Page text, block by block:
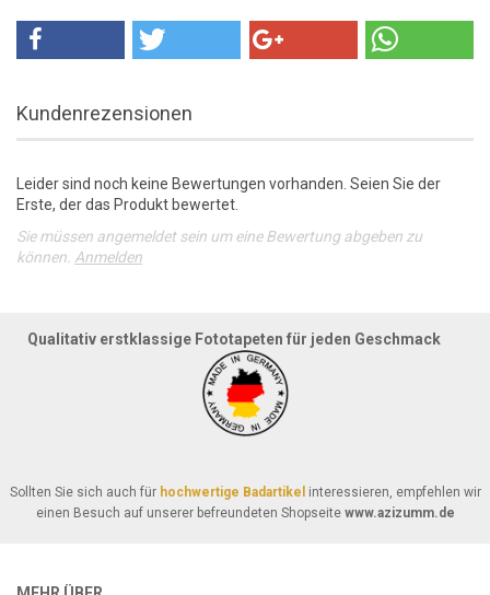
Kundenrezensionen
Leider sind noch keine Bewertungen vorhanden. Seien Sie der
Erste, der das Produkt bewertet.
Sie müssen angemeldet sein um eine Bewertung abgeben zu
können. Anmelden
Qualitativ erstklassige Fototapeten für jeden Geschmack
Sollten Sie sich auch für hochwertige Badartikel interessieren, empfehlen wir
einen Besuch auf unserer befreundeten Shopseite www.azizumm.de